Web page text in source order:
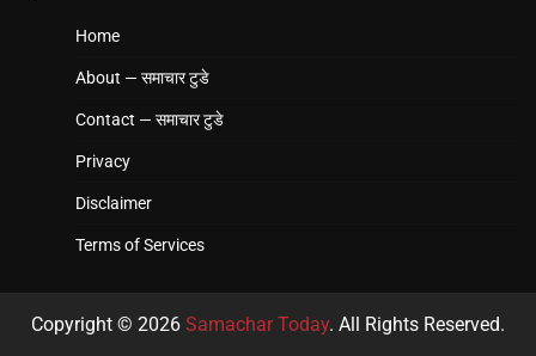
Home
About — समाचार टुडे
Contact — समाचार टुडे
Privacy
Disclaimer
Terms of Services
Copyright © 2026 Samachar Today. All Rights Reserved.